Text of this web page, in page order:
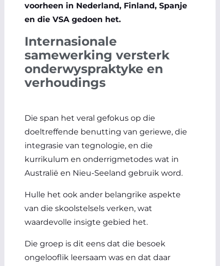
voorheen in Nederland, Finland, Spanje
en die VSA gedoen het.
Internasionale
samewerking versterk
onderwyspraktyke en
verhoudings
Die span het veral gefokus op die
doeltreffende benutting van geriewe, die
integrasie van tegnologie, en die
kurrikulum en onderrigmetodes wat in
Australië en Nieu-Seeland gebruik word.
Hulle het ook ander belangrike aspekte
van die skoolstelsels verken, wat
waardevolle insigte gebied het.
Die groep is dit eens dat die besoek
ongelooflik leersaam was en dat daar